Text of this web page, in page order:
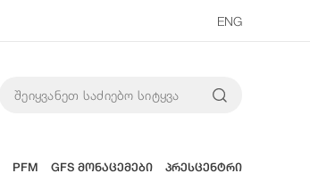
ENG
PFM GFS მონაცემები პრესცენტრი